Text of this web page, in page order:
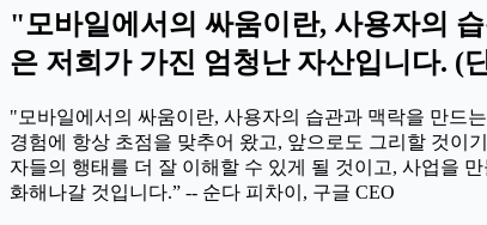
"모바일에서의 싸움이란, 사용자의
은 저희가 가진 엄청난 자산입니다. (
"모바일에서의 싸움이란, 사용자의 습관과 맥락을 만드
경험에 항상 초점을 맞추어 왔고, 앞으로도 그리할 것이
자들의 행태를 더 잘 이해할 수 있게 될 것이고, 사업을
화해나갈 것입니다.” -- 순다 피차이, 구글 CEO